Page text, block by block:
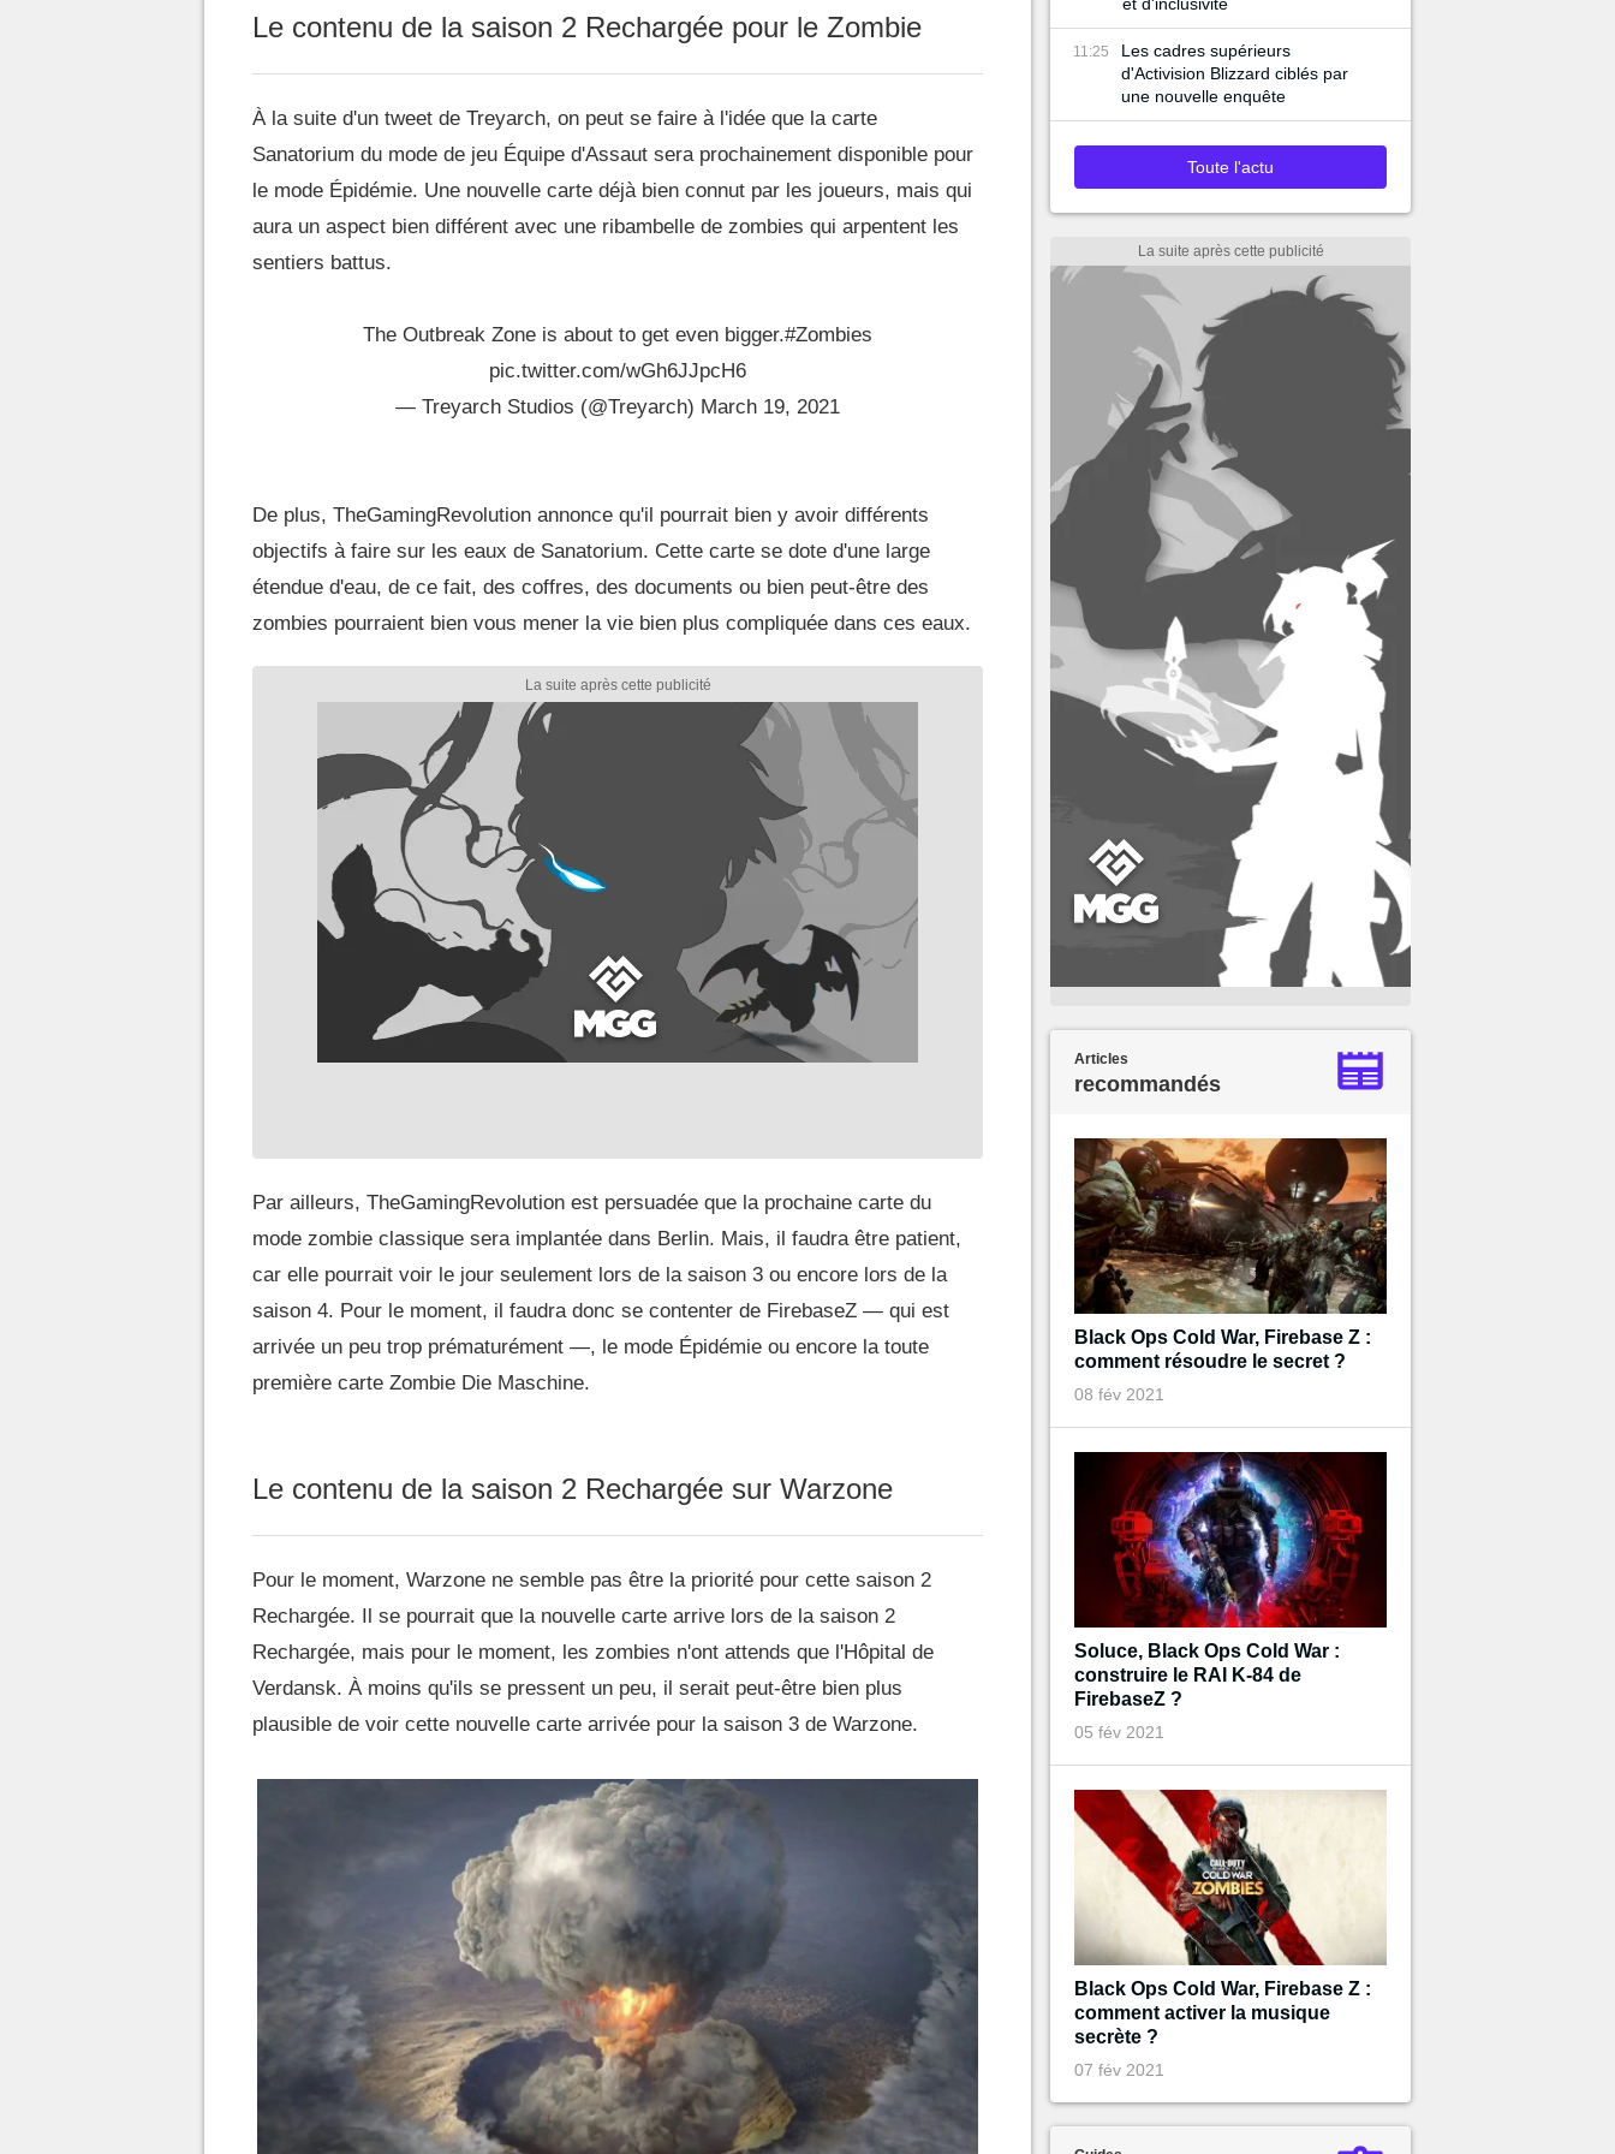
Le contenu de la saison 2 Rechargée pour le Zombie
À la suite d'un tweet de Treyarch, on peut se faire à l'idée que la carte
Sanatorium du mode de jeu Équipe d'Assaut sera prochainement disponible pour
le mode Épidémie. Une nouvelle carte déjà bien connut par les joueurs, mais qui
aura un aspect bien différent avec une ribambelle de zombies qui arpentent les
sentiers battus.
The Outbreak Zone is about to get even bigger.#Zombies
pic.twitter.com/wGh6JJpcH6
— Treyarch Studios (@Treyarch) March 19, 2021
De plus, TheGamingRevolution annonce qu'il pourrait bien y avoir différents
objectifs à faire sur les eaux de Sanatorium. Cette carte se dote d'une large
étendue d'eau, de ce fait, des coffres, des documents ou bien peut-être des
zombies pourraient bien vous mener la vie bien plus compliquée dans ces eaux.
Par ailleurs, TheGamingRevolution est persuadée que la prochaine carte du
mode zombie classique sera implantée dans Berlin. Mais, il faudra être patient,
car elle pourrait voir le jour seulement lors de la saison 3 ou encore lors de la
saison 4. Pour le moment, il faudra donc se contenter de FirebaseZ — qui est
arrivée un peu trop prématurément —, le mode Épidémie ou encore la toute
première carte Zombie Die Maschine.
Le contenu de la saison 2 Rechargée sur Warzone
Pour le moment, Warzone ne semble pas être la priorité pour cette saison 2
Rechargée. Il se pourrait que la nouvelle carte arrive lors de la saison 2
Rechargée, mais pour le moment, les zombies n'ont attends que l'Hôpital de
Verdansk. À moins qu'ils se pressent un peu, il serait peut-être bien plus
plausible de voir cette nouvelle carte arrivée pour la saison 3 de Warzone.
11:25
Les cadres supérieurs
d'Activision Blizzard ciblés par
une nouvelle enquête
Toute l'actu
Articles
recommandés
Black Ops Cold War, Firebase Z :
comment résoudre le secret ?
08 fév 2021
Soluce, Black Ops Cold War :
construire le RAI K-84 de
FirebaseZ ?
05 fév 2021
Black Ops Cold War, Firebase Z :
comment activer la musique
secrète ?
07 fév 2021